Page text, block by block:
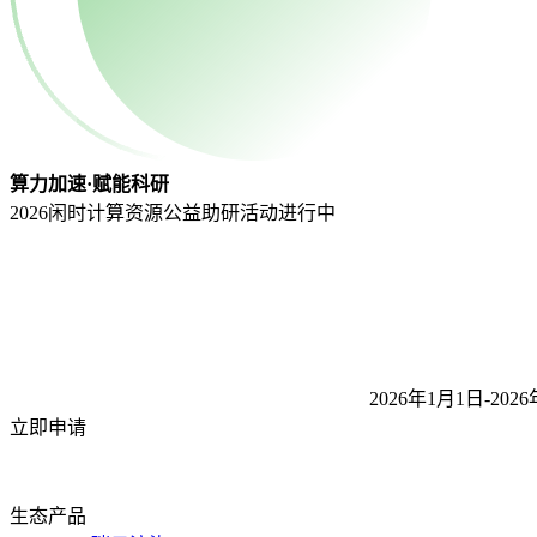
算力加速·赋能科研
2026闲时计算资源公益助研活动进行中
2026年1月1日-2026
立即申请
生态产品